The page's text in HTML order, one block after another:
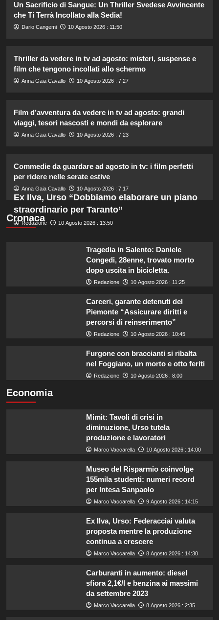
5
produzione: il retroscena
inaspettato di Irene Guglielmi
1
di Bro: scopri il suo nuovo ruolo nel
film!
2
18 euro al giorno per partecipare al
programma
3
circondata da mamma Demi Moore e
le sorelle.
Carmen Russo ed Enzo Paolo Turchi
pronti a tornare: “Se Maria chiama,
Ad Amici, stecca rimossa in post-
produzione: il retroscena
inaspettato di Irene Guglielmi
Un Sacrificio di Sangue: Un Thriller Svedese Avvincente
che Ti Terrà Incollato alla Sedia!
Dario Cangemi 10 Agosto 2026 : 11:50
Thriller da vedere in tv ad agosto: misteri, suspense e
film che tengono incollati allo schermo
Anna Gaia Cavallo 10 Agosto 2026 : 7:27
Film d’avventura da vedere in tv ad agosto: grandi
viaggi, tesori nascosti e mondi da esplorare
Anna Gaia Cavallo 10 Agosto 2026 : 7:23
Commedie da guardare ad agosto in tv: i film perfetti
per ridere nelle serate estive
Anna Gaia Cavallo 10 Agosto 2026 : 7:17
Cronaca
Ex Ilva, Urso “Dobbiamo elaborare un piano
straordinario per Taranto”
Redazione 10 Agosto 2026 : 13:50
Tragedia in Salento: Daniele
Congedi, 28enne, trovato morto
dopo uscita in bicicletta.
Redazione 10 Agosto 2026 : 11:25
Carceri, garante detenuti del
Piemonte “Assicurare diritti e
percorsi di reinserimento”
Redazione 10 Agosto 2026 : 10:45
Furgone con braccianti si ribalta
nel Foggiano, un morto e otto feriti
Redazione 10 Agosto 2026 : 8:00
Economia
Mimit: Tavoli di crisi in
diminuzione, Urso tutela
produzione e lavoratori
Marco Vaccarella 10 Agosto 2026 : 14:00
Museo del Risparmio coinvolge
155mila studenti: numeri record
per Intesa Sanpaolo
Marco Vaccarella 9 Agosto 2026 : 14:15
Ex Ilva, Urso: Federacciai valuta
proposta mentre la produzione
continua a crescere
Marco Vaccarella 8 Agosto 2026 : 14:30
Carburanti in aumento: diesel
sfiora 2,1€/l e benzina ai massimi
da settembre 2023
Marco Vaccarella 8 Agosto 2026 : 2:35